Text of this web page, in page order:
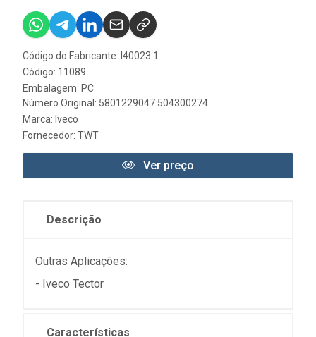
Código do Fabricante: I40023.1
Código: 11089
Embalagem: PC
Número Original: 5801229047 504300274
Marca: Iveco
Fornecedor: TWT
Ver preço
Descrição
Outras Aplicações:
- Iveco Tector
Características